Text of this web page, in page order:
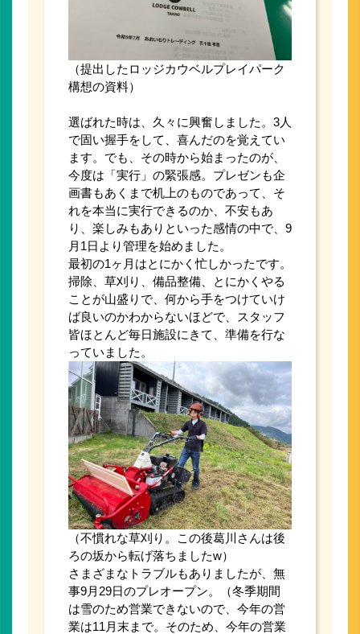
（提出したロッジカウベルプレイパーク
構想の資料）
選ばれた時は、久々に興奮しました。3人
で固い握手をして、喜んだのを覚えてい
ます。でも、その時から始まったのが、
今度は「実行」の緊張感。プレゼンも企
画書もあくまで机上のものであって、そ
れを本当に実行できるのか、不安もあ
り、楽しみもありといった感情の中で、9
月1日より管理を始めました。
最初の1ヶ月はとにかく忙しかったです。
掃除、草刈り、備品整備、とにかくやる
ことが山盛りで、何から手をつけていけ
ば良いのかわからないほどで、スタッフ
皆ほとんど毎日施設にきて、準備を行な
っていました。
（不慣れな草刈り。この後葛川さんは後
ろの坂から転げ落ちましたw）
さまざまなトラブルもありましたが、無
事9月29日のプレオープン。（冬季期間
は雪のため営業できないので、今年の営
業は11月末まで。そのため、今年の営業